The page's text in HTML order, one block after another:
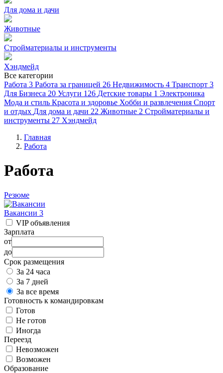
Для дома и дачи
Животные
Стройматериалы и инструменты
Хэндмейд
Все категории
Работа 3 Работа за границей 26 Недвижимость 4 Транспорт 3
Для Бизнеса 20 Услуги 126 Детские товары 1 Электроника
Мода и стиль Красота и здоровье Хобби и развлечения Спорт
и отдых Для дома и дачи 22 Животные 2 Стройматериалы и
инструменты 27 Хэндмейд
Главная
Работа
Работа
Резюме
Вакансии 3
VIP объявления
Зарплата
от
до
Срок размещения
За 24 часа
За 7 дней
За все время
Готовность к командировкам
Готов
Не готов
Иногда
Переезд
Невозможен
Возможен
Образование